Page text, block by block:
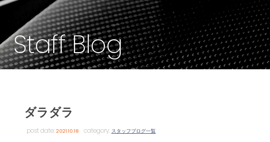
Staff Blog
ダラダラ
post date:2021.10.18 category: スタッフブログ一覧